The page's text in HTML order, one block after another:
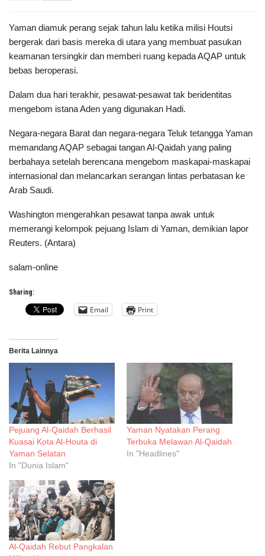
Yaman diamuk perang sejak tahun lalu ketika milisi Houtsi
bergerak dari basis mereka di utara yang membuat pasukan
keamanan tersingkir dan memberi ruang kepada AQAP untuk
bebas beroperasi.
Dalam dua hari terakhir, pesawat-pesawat tak beridentitas
mengebom istana Aden yang digunakan Hadi.
Negara-negara Barat dan negara-negara Teluk tetangga Yaman
memandang AQAP sebagai tangan Al-Qaidah yang paling
berbahaya setelah berencana mengebom maskapai-maskapai
internasional dan melancarkan serangan lintas perbatasan ke
Arab Saudi.
Washington mengerahkan pesawat tanpa awak untuk
memerangi kelompok pejuang Islam di Yaman, demikian lapor
Reuters. (Antara)
salam-online
Sharing:
Email Print
Berita Lainnya
Pejuang Al-Qaidah Berhasil
Kuasai Kota Al-Houta di
Yaman Selatan
In "Dunia Islam"
Yaman Nyatakan Perang
Terbuka Melawan Al-Qaidah
In "Headlines"
Al-Qaidah Rebut Pangkalan